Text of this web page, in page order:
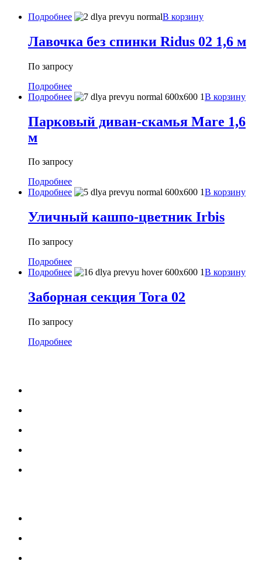
Подробнее В корзину
Лавочка без спинки Ridus 02 1,6 м
По запросу
Подробнее
Подробнее
В корзину
Парковый диван-скамья Mare 1,6
м
По запросу
Подробнее
Подробнее
В корзину
Уличный кашпо-цветник Irbis
По запросу
Подробнее
Подробнее
В корзину
Заборная секция Tora 02
По запросу
Подробнее